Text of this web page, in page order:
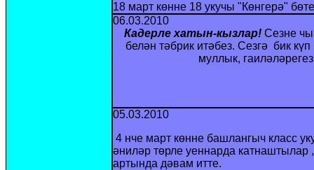
18 март көнне 18 укучы "Көнгерә"
06.03.2010
Кадерле хатын-кызлар!Сезне
белән тәбрик итәбез. Сезгә бик
муллык,
05.03.2010
4 нче март көнне башлангыч класс
әниләр төрле уеннарда
артында дәвам итте.